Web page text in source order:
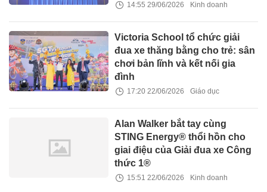
14:55 29/06/2026 Kinh doanh
Victoria School tổ chức giải
đua xe thăng bằng cho trẻ: sân
chơi bản lĩnh và kết nối gia
đình
17:20 22/06/2026 Giáo dục
Alan Walker bắt tay cùng
STING Energy® thổi hồn cho
giai điệu của Giải đua xe Công
thức 1®
15:51 22/06/2026 Kinh doanh